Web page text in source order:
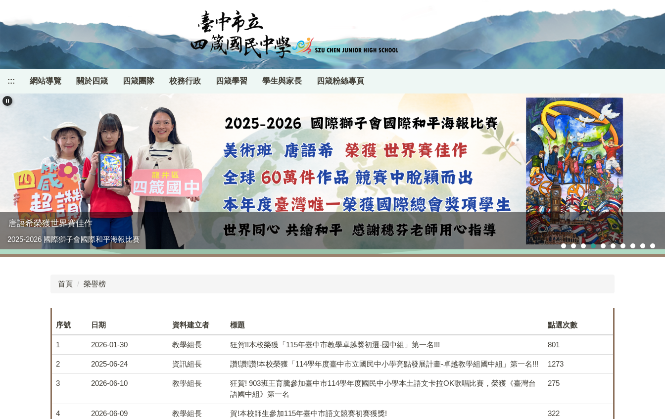
內
容
:::
網站導覽 關於四箴 四箴團隊 校務行政 四箴學習 學生與家長 四箴粉絲專頁
唐語希榮獲世界賽佳作
2025-2026 國際獅子會國際和平海報比賽
首頁 榮譽榜
序號 日期 資料建立者 標題 點選次數
1 2026-01-30 教學組長 狂賀!!本校榮獲「115年臺中市教學卓越獎初選-國中組」第一名!!! 801
2 2025-06-24 資訊組長 讚!讚!讚!本校榮獲「114學年度臺中市立國民中小學亮點發展計畫-卓越教學組國中組」第一名!!! 1273
3 2026-06-10 教學組長
狂賀! 903班王育騰參加臺中市114學年度國民中小學本土語文卡拉OK歌唱比賽，榮獲《臺灣台
語國中組》第一名
275
4 2026-06-09 教學組長 賀!本校師生參加115年臺中市語文競賽初賽獲獎! 322